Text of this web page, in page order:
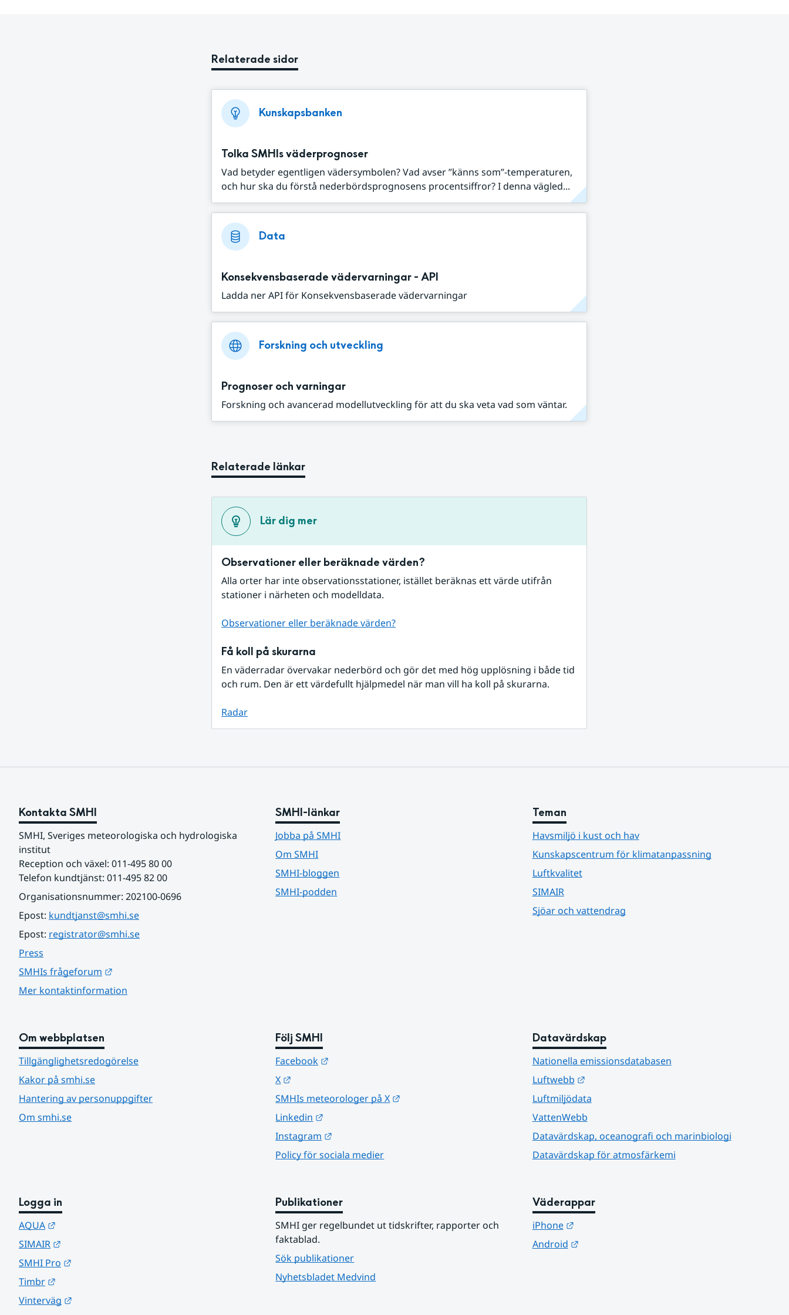
Relaterade sidor
Kunskapsbanken
Tolka SMHIs väderprognoser
Vad betyder egentligen vädersymbolen? Vad avser ”känns som”-temperaturen,
och hur ska du förstå nederbördsprognosens procentsiffror? I denna vägled...
Data
Konsekvensbaserade vädervarningar - API
Ladda ner API för Konsekvensbaserade vädervarningar
Forskning och utveckling
Prognoser och varningar
Forskning och avancerad modellutveckling för att du ska veta vad som väntar.
Relaterade länkar
Lär dig mer
Observationer eller beräknade värden?
Alla orter har inte observationsstationer, istället beräknas ett värde utifrån
stationer i närheten och modelldata.
Observationer eller beräknade värden?
Få koll på skurarna
En väderradar övervakar nederbörd och gör det med hög upplösning i både tid
och rum. Den är ett värdefullt hjälpmedel när man vill ha koll på skurarna.
Radar
Kontakta SMHI
SMHI, Sveriges meteorologiska och hydrologiska
institut
Reception och växel: 011-495 80 00
Telefon kundtjänst: 011-495 82 00
Organisationsnummer: 202100-0696
Epost: kundtjanst@smhi.se
Epost: registrator@smhi.se
Press
SMHIs frågeforum
Mer kontaktinformation
SMHI-länkar
Jobba på SMHI
Om SMHI
SMHI-bloggen
SMHI-podden
Teman
Havsmiljö i kust och hav
Kunskapscentrum för klimatanpassning
Luftkvalitet
SIMAIR
Sjöar och vattendrag
Om webbplatsen
Tillgänglighetsredogörelse
Kakor på smhi.se
Hantering av personuppgifter
Om smhi.se
Följ SMHI
Facebook
X
SMHIs meteorologer på X
Linkedin
Instagram
Policy för sociala medier
Datavärdskap
Nationella emissionsdatabasen
Luftwebb
Länk till annan webbplats.
Luftmiljödata
VattenWebb
Datavärdskap, oceanografi och marinbiologi
Datavärdskap för atmosfärkemi
Logga in
AQUA
SIMAIR
SMHI Pro
Timbr
Vinterväg
Publikationer
SMHI ger regelbundet ut tidskrifter, rapporter och
faktablad.
Sök publikationer
Nyhetsbladet Medvind
Väderappar
iPhone
Länk till annan webbplats.
Android
Länk till annan webbplats.